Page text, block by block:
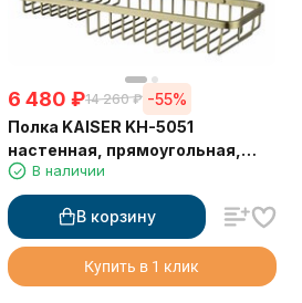
6 480 ₽14 260 ₽ -55%
Полка KAISER KH-5051
настенная, прямоугольная,
бронзовый 355*130*50
В наличии
В корзину
Купить в 1 клик